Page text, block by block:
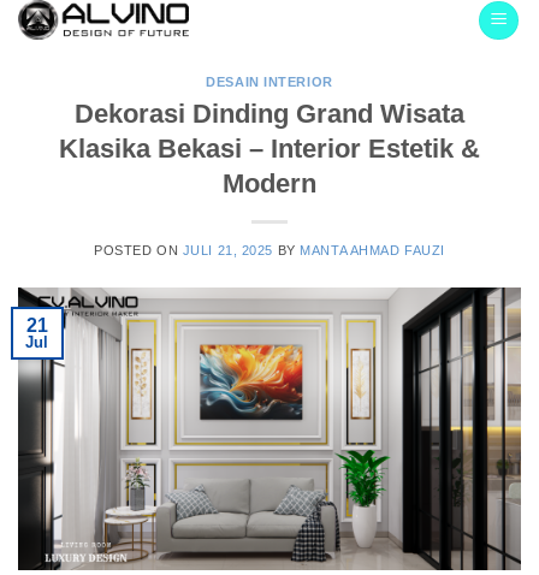
Skip
DESAIN INTERIOR
Dekorasi Dinding Grand Wisata
Klasika Bekasi – Interior Estetik &
Modern
POSTED ON JULI 21, 2025 BY MANTA AHMAD FAUZI
21
Jul